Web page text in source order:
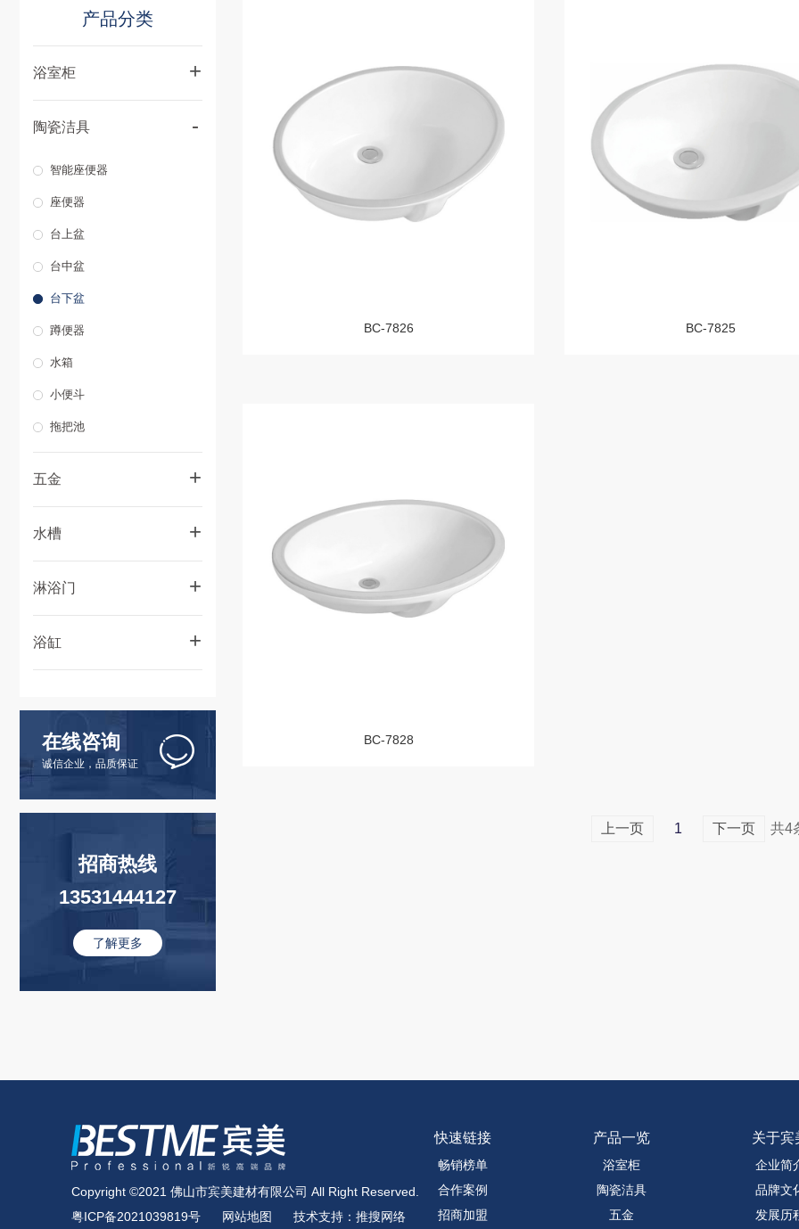
产品分类
浴室柜 +
轻奢不锈钢浴室柜
太空铝浴室柜
高科技板浴室柜
陶瓷洁具 -
智能座便器
座便器
台上盆
台中盆
台下盆
蹲便器
水箱
小便斗
拖把池
五金 +
厨房龙头
花洒
小配件
其他挂件
水槽 +
淋浴门 +
浴缸 +
户外大池
在线咨询
诚信企业，品质保证
招商热线
13531444127
了解更多
BC-7826 BC-7825
BC-7828
上一页 1 下一页 共4
Copyright ©2021 佛山市宾美建材有限公司 All Right Reserved.
粤ICP备2021039819号
网站地图 技术支持：推搜网络
快速链接
畅销榜单
合作案例
招商加盟
产品一览
浴室柜
陶瓷洁具
五金
关于宾
企业简
品牌文
发展历